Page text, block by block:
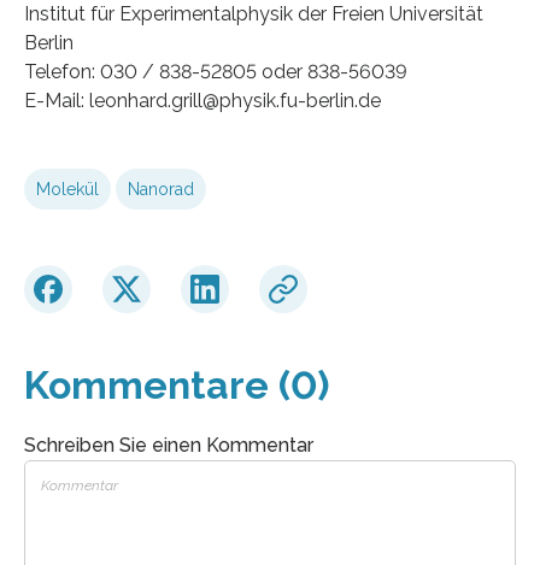
Institut für Experimentalphysik der Freien Universität
Berlin
Telefon: 030 / 838-52805 oder 838-56039
E-Mail: leonhard.grill@physik.fu-berlin.de
Molekül Nanorad
Kommentare (0)
Schreiben Sie einen Kommentar